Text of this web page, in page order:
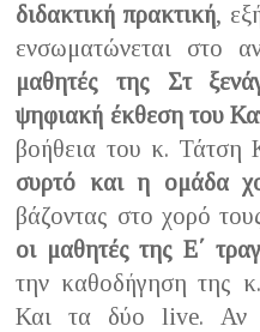
διδακτική πρακτική,
ενσωματώνεται στο
μαθητές της Στ
ψηφιακή έκθεση του
βοήθεια του κ. Τάτση
συρτό και η ομάδα
βάζοντας στο χορό
οι μαθητές της Ε΄
την καθοδήγηση της
Και τα δύο live. Αν